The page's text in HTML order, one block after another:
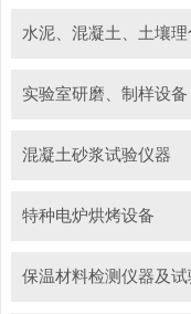
实验室研磨、制样设备
混凝土砂浆试验仪器
特种电炉烘烤设备